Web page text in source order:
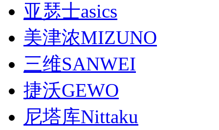
亚瑟士asics
美津浓MIZUNO
三维SANWEI
捷沃GEWO
尼塔库Nittaku